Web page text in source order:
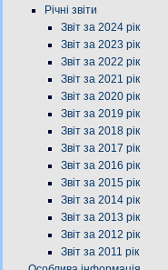
Річні звіти
Звіт за 2024 рік
Звіт за 2023 рік
Звіт за 2022 рік
Звіт за 2021 рік
Звіт за 2020 рік
Звіт за 2019 рік
Звіт за 2018 рік
Звіт за 2017 рік
Звіт за 2016 рік
Звіт за 2015 рік
Звіт за 2014 рік
Звіт за 2013 рік
Звіт за 2012 рік
Звіт за 2011 рік